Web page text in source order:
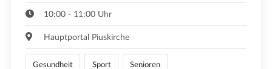
10:00 - 11:00 Uhr
Hauptportal Piuskirche
Gesundheit Sport Senioren